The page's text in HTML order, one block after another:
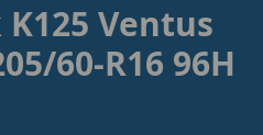
Ventus
60-R16 96H